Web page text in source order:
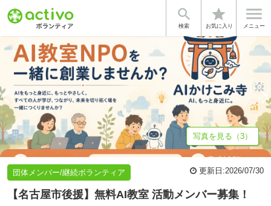

検索
star
お気に入り

メニュー
基本情報 募集詳細 団体情報
写真を見る（3）
団体メンバー/継続ボランティア 更新日:2026/07/30
【名古屋市後援】無料AI教室 活動メンバー募集！